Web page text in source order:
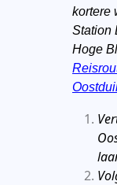
kortere
Station
Hoge